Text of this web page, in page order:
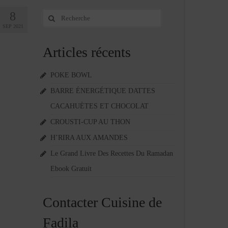
8
SEP 2021
Rechercher
Articles récents
POKE BOWL
BARRE ÉNERGÉTIQUE DATTES
CACAHUÈTES ET CHOCOLAT
CROUSTI-CUP AU THON
H’RIRA AUX AMANDES
Le Grand Livre Des Recettes Du Ramadan
Ebook Gratuit
Contacter Cuisine de
Fadila